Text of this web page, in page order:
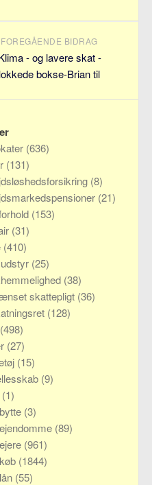
FOREGÅENDE BIDRAG
- og lavere skat -
lokkede bokse-Brian til
(636)
(131)
(8)
(21)
(153)
(31)
(410)
(25)
(38)
skattepligt (36)
(128)
(498)
(27)
(15)
(9)
(1)
(3)
(89)
(961)
(1844)
(55)